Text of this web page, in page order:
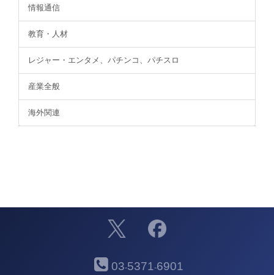
情報通信
教育・人材
レジャー・エンタメ、パチンコ、パチスロ
産業全般
海外関連
03-5371-6901